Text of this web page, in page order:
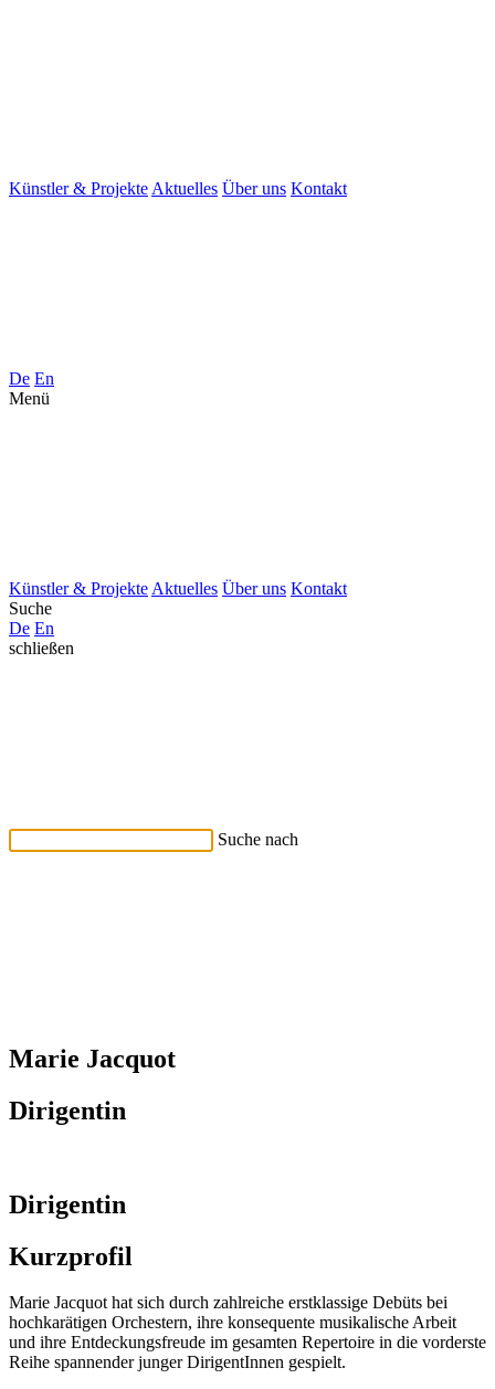
Künstler & Projekte Aktuelles Über uns Kontakt
De En
Menü
Künstler & Projekte Aktuelles Über uns Kontakt
Suche
De En
schließen
Suche nach
Marie Jacquot
Dirigentin
Dirigentin
Kurzprofil
Marie Jacquot hat sich durch zahlreiche erstklassige Debüts bei
hochkarätigen Orchestern, ihre konsequente musikalische Arbeit
und ihre Entdeckungsfreude im gesamten Repertoire in die vorderste
Reihe spannender junger DirigentInnen gespielt.